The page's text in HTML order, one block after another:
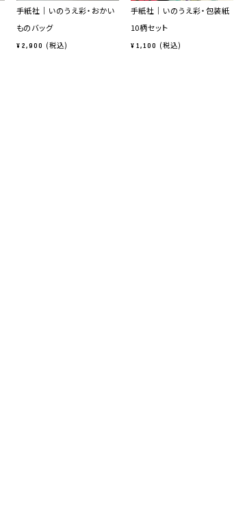
手紙社｜いのうえ彩・おかい
ものバッグ
¥ 2,900 税込
手紙社｜いのうえ彩・包装紙
10柄セット
¥ 1,100 税込